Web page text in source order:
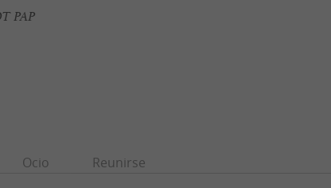
PAP
Ocio Reunirse